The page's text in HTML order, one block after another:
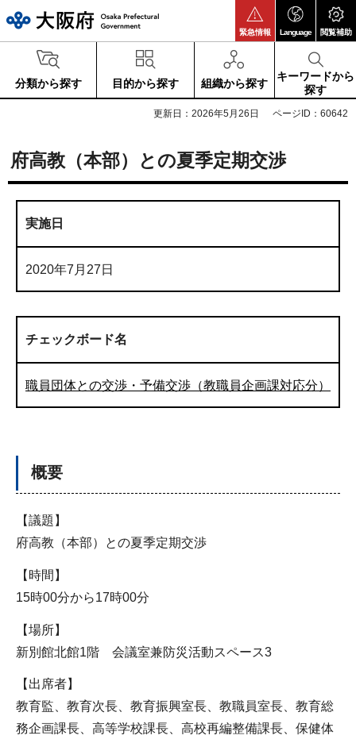
緊急情報 Language 閲覧補助
分類から探す 目的から探す 組織から探す
キーワードから
探す
更新日：2026年5月26日 ページID：60642
府高教（本部）との夏季定期交渉
実施日
2020年7月27日
チェックボード名
職員団体との交渉・予備交渉（教職員企画課対応分）
概要
【議題】
府高教（本部）との夏季定期交渉
【時間】
15時00分から17時00分
【場所】
新別館北館1階 会議室兼防災活動スペース3
【出席者】
教育監、教育次長、教育振興室長、教職員室長、教育総
務企画課長、高等学校課長、高校再編整備課長、保健体